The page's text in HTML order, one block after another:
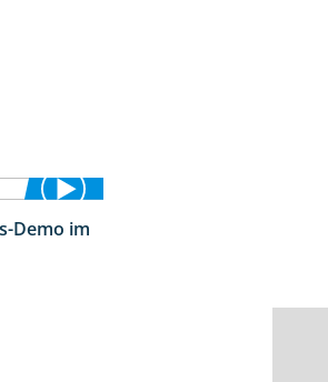
9:08
Demo im